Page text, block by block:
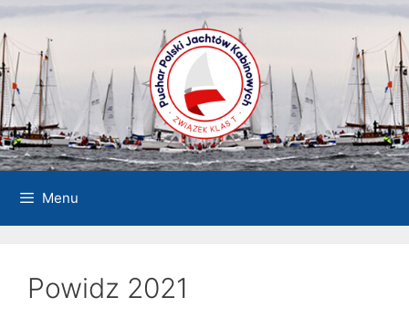
Przejdź
do
treści
Menu
Powidz 2021